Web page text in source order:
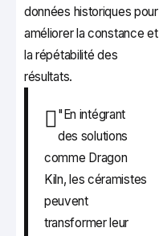
données historiques pour
améliorer la constance et
la répétabilité des
résultats.
"En intégrant
des solutions
comme Dragon
Kiln, les céramistes
peuvent
transformer leur